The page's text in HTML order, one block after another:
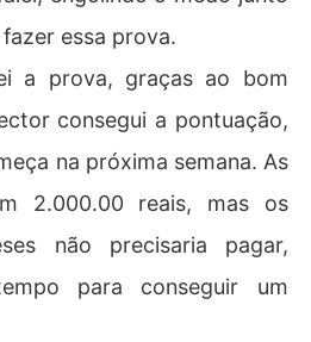
essa prova.
a prova, graças ao bom
consegui a pontuação,
na próxima semana. As
2.000.00 reais, mas os
não precisaria pagar,
para conseguir um